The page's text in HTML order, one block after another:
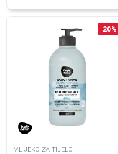
20%
MLIJEKO ZA TIJELO